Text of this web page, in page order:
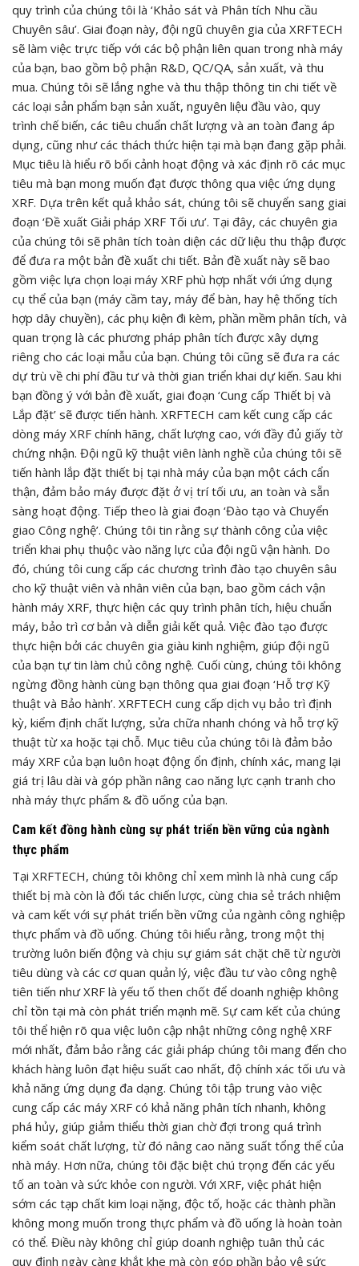
quy trình của chúng tôi là ‘Khảo sát và Phân tích Nhu cầu
Chuyên sâu’. Giai đoạn này, đội ngũ chuyên gia của XRFTECH
sẽ làm việc trực tiếp với các bộ phận liên quan trong nhà máy
của bạn, bao gồm bộ phận R&D, QC/QA, sản xuất, và thu
mua. Chúng tôi sẽ lắng nghe và thu thập thông tin chi tiết về
các loại sản phẩm bạn sản xuất, nguyên liệu đầu vào, quy
trình chế biến, các tiêu chuẩn chất lượng và an toàn đang áp
dụng, cũng như các thách thức hiện tại mà bạn đang gặp phải.
Mục tiêu là hiểu rõ bối cảnh hoạt động và xác định rõ các mục
tiêu mà bạn mong muốn đạt được thông qua việc ứng dụng
XRF. Dựa trên kết quả khảo sát, chúng tôi sẽ chuyển sang giai
đoạn ‘Đề xuất Giải pháp XRF Tối ưu’. Tại đây, các chuyên gia
của chúng tôi sẽ phân tích toàn diện các dữ liệu thu thập được
để đưa ra một bản đề xuất chi tiết. Bản đề xuất này sẽ bao
gồm việc lựa chọn loại máy XRF phù hợp nhất với ứng dụng
cụ thể của bạn (máy cầm tay, máy để bàn, hay hệ thống tích
hợp dây chuyền), các phụ kiện đi kèm, phần mềm phân tích, và
quan trọng là các phương pháp phân tích được xây dựng
riêng cho các loại mẫu của bạn. Chúng tôi cũng sẽ đưa ra các
dự trù về chi phí đầu tư và thời gian triển khai dự kiến. Sau khi
bạn đồng ý với bản đề xuất, giai đoạn ‘Cung cấp Thiết bị và
Lắp đặt’ sẽ được tiến hành. XRFTECH cam kết cung cấp các
dòng máy XRF chính hãng, chất lượng cao, với đầy đủ giấy tờ
chứng nhận. Đội ngũ kỹ thuật viên lành nghề của chúng tôi sẽ
tiến hành lắp đặt thiết bị tại nhà máy của bạn một cách cẩn
thận, đảm bảo máy được đặt ở vị trí tối ưu, an toàn và sẵn
sàng hoạt động. Tiếp theo là giai đoạn ‘Đào tạo và Chuyển
giao Công nghệ’. Chúng tôi tin rằng sự thành công của việc
triển khai phụ thuộc vào năng lực của đội ngũ vận hành. Do
đó, chúng tôi cung cấp các chương trình đào tạo chuyên sâu
cho kỹ thuật viên và nhân viên của bạn, bao gồm cách vận
hành máy XRF, thực hiện các quy trình phân tích, hiệu chuẩn
máy, bảo trì cơ bản và diễn giải kết quả. Việc đào tạo được
thực hiện bởi các chuyên gia giàu kinh nghiệm, giúp đội ngũ
của bạn tự tin làm chủ công nghệ. Cuối cùng, chúng tôi không
ngừng đồng hành cùng bạn thông qua giai đoạn ‘Hỗ trợ Kỹ
thuật và Bảo hành’. XRFTECH cung cấp dịch vụ bảo trì định
kỳ, kiểm định chất lượng, sửa chữa nhanh chóng và hỗ trợ kỹ
thuật từ xa hoặc tại chỗ. Mục tiêu của chúng tôi là đảm bảo
máy XRF của bạn luôn hoạt động ổn định, chính xác, mang lại
giá trị lâu dài và góp phần nâng cao năng lực cạnh tranh cho
nhà máy thực phẩm & đồ uống của bạn.
Cam kết đồng hành cùng sự phát triển bền vững của ngành
thực phẩm
Tại XRFTECH, chúng tôi không chỉ xem mình là nhà cung cấp
thiết bị mà còn là đối tác chiến lược, cùng chia sẻ trách nhiệm
và cam kết với sự phát triển bền vững của ngành công nghiệp
thực phẩm và đồ uống. Chúng tôi hiểu rằng, trong một thị
trường luôn biến động và chịu sự giám sát chặt chẽ từ người
tiêu dùng và các cơ quan quản lý, việc đầu tư vào công nghệ
tiên tiến như XRF là yếu tố then chốt để doanh nghiệp không
chỉ tồn tại mà còn phát triển mạnh mẽ. Sự cam kết của chúng
tôi thể hiện rõ qua việc luôn cập nhật những công nghệ XRF
mới nhất, đảm bảo rằng các giải pháp chúng tôi mang đến cho
khách hàng luôn đạt hiệu suất cao nhất, độ chính xác tối ưu và
khả năng ứng dụng đa dạng. Chúng tôi tập trung vào việc
cung cấp các máy XRF có khả năng phân tích nhanh, không
phá hủy, giúp giảm thiểu thời gian chờ đợi trong quá trình
kiểm soát chất lượng, từ đó nâng cao năng suất tổng thể của
nhà máy. Hơn nữa, chúng tôi đặc biệt chú trọng đến các yếu
tố an toàn và sức khỏe con người. Với XRF, việc phát hiện
sớm các tạp chất kim loại nặng, độc tố, hoặc các thành phần
không mong muốn trong thực phẩm và đồ uống là hoàn toàn
có thể. Điều này không chỉ giúp doanh nghiệp tuân thủ các
quy định ngày càng khắt khe mà còn góp phần bảo vệ sức